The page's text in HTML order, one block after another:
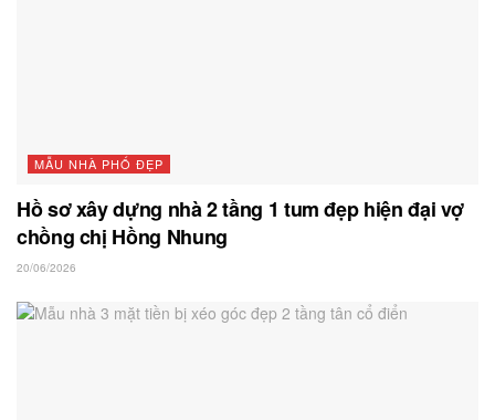
MẪU NHÀ PHỐ ĐẸP
Hồ sơ xây dựng nhà 2 tầng 1 tum đẹp hiện đại vợ
chồng chị Hồng Nhung
20/06/2026